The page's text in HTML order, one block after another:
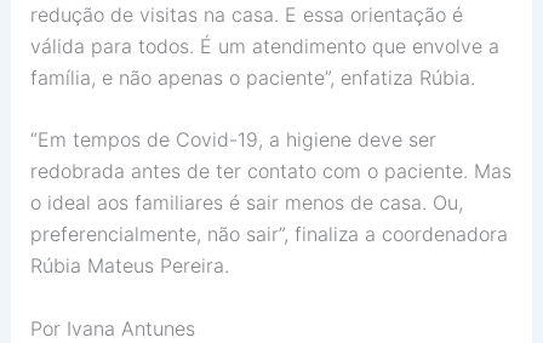
redução de visitas na casa. E essa orientação é
válida para todos. É um atendimento que envolve a
família, e não apenas o paciente”, enfatiza Rúbia.
“Em tempos de Covid-19, a higiene deve ser
redobrada antes de ter contato com o paciente. Mas
o ideal aos familiares é sair menos de casa. Ou,
preferencialmente, não sair”, finaliza a coordenadora
Rúbia Mateus Pereira.
Por Ivana Antunes